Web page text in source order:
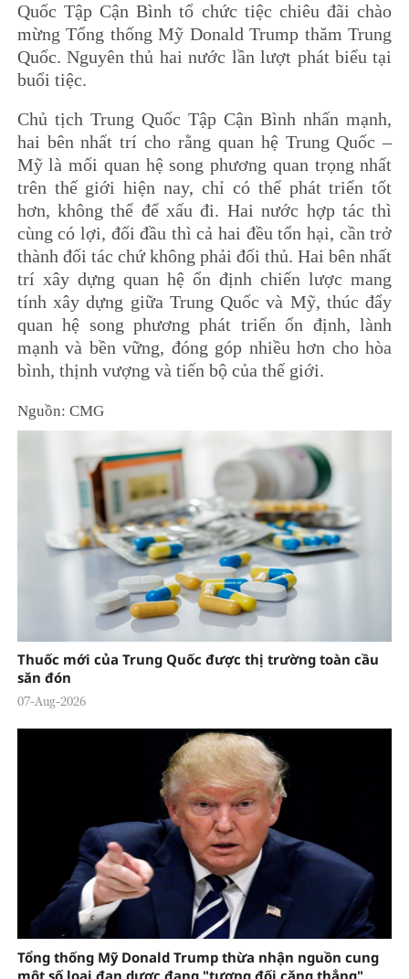
Quốc Tập Cận Bình tổ chức tiệc chiêu đãi chào
mừng Tổng thống Mỹ Donald Trump thăm Trung
Quốc. Nguyên thủ hai nước lần lượt phát biểu tại
buổi tiệc.
Chủ tịch Trung Quốc Tập Cận Bình nhấn mạnh,
hai bên nhất trí cho rằng quan hệ Trung Quốc –
Mỹ là mối quan hệ song phương quan trọng nhất
trên thế giới hiện nay, chỉ có thể phát triển tốt
hơn, không thể để xấu đi. Hai nước hợp tác thì
cùng có lợi, đối đầu thì cả hai đều tổn hại, cần trở
thành đối tác chứ không phải đối thủ. Hai bên nhất
trí xây dựng quan hệ ổn định chiến lược mang
tính xây dựng giữa Trung Quốc và Mỹ, thúc đẩy
quan hệ song phương phát triển ổn định, lành
mạnh và bền vững, đóng góp nhiều hơn cho hòa
bình, thịnh vượng và tiến bộ của thế giới.
Nguồn: CMG
Thuốc mới của Trung Quốc được thị trường toàn cầu
săn đón
07-Aug-2026
Tổng thống Mỹ Donald Trump thừa nhận nguồn cung
một số loại đạn dược đang "tương đối căng thẳng"